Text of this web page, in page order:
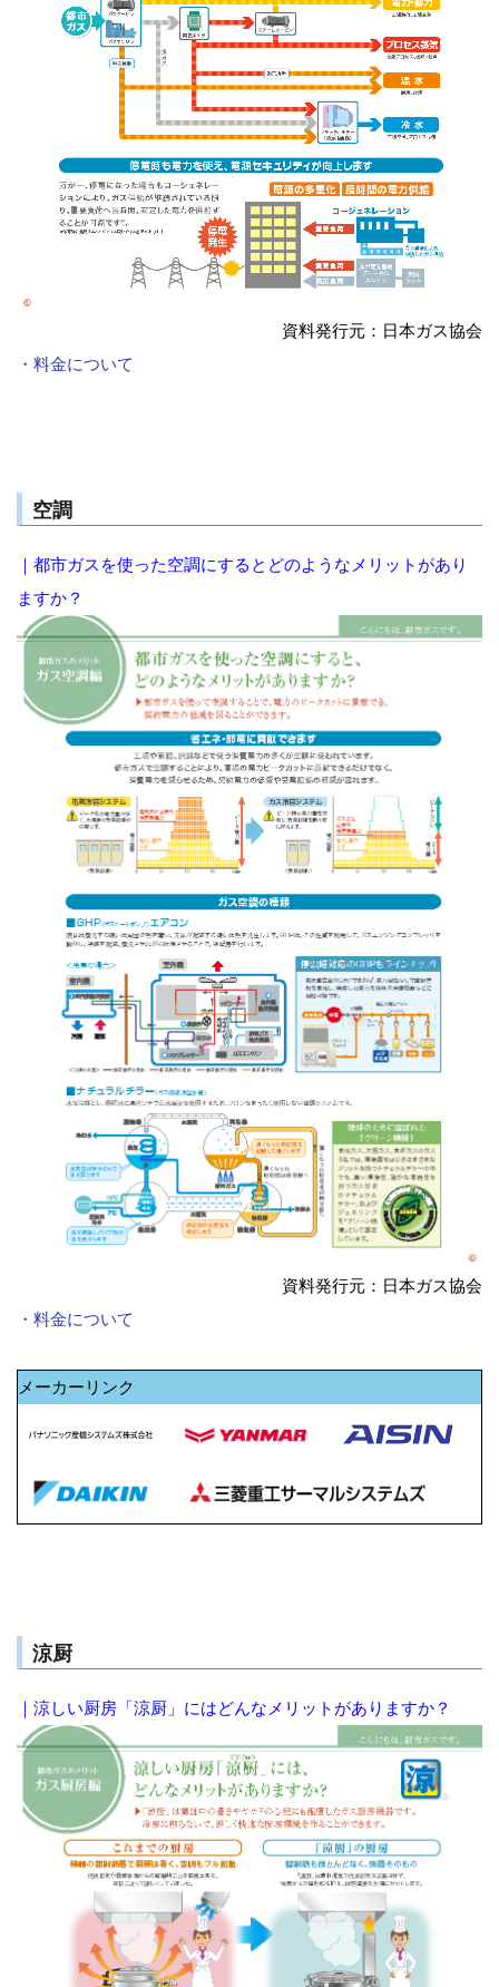
資料発行元：日本ガス協会
・料金について
空調
｜都市ガスを使った空調にするとどのようなメリットがあり
ますか？
資料発行元：日本ガス協会
・料金について
メーカーリンク
涼厨
｜涼しい厨房「涼厨」にはどんなメリットがありますか？